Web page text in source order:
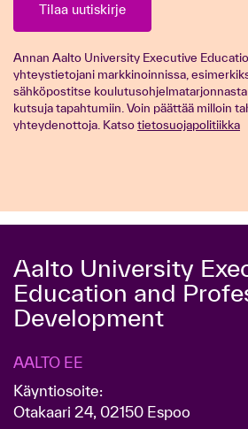
Tilaa uutiskirje
Annan Aalto University Executive
yhteystietojani markkinoinnissa,
sähköpostitse
kutsuja tapahtumiin. Voin päättää milloin
yhteydenottoja. Katsotietosuojapolitiikka
Aalto University
Education and
Development
AALTO EE
Käyntiosoite:
Otakaari 24, 02150 Espoo